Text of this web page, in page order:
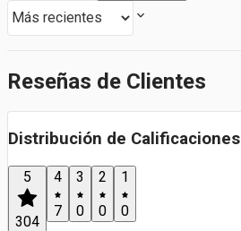
Reseñas de Clientes
Distribución de Calificaciones
5
304
4
7
3
0
2
0
1
0